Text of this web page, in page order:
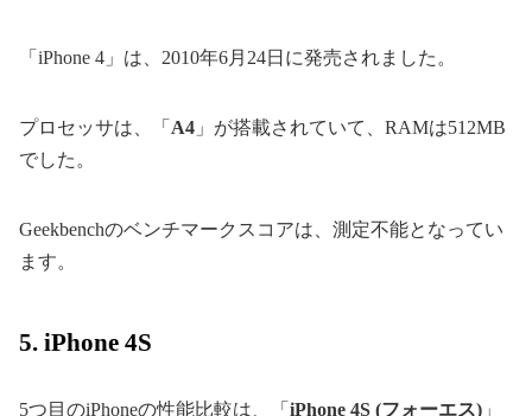
「iPhone 4」は、2010年6月24日に発売されました。
プロセッサは、「 A4 」が搭載されていて、RAMは512MB
でした。
Geekbenchのベンチマークスコアは、測定不能となってい
ます。
5. iPhone 4S
5つ目のiPhoneの性能比較は、「 iPhone 4S (フォーエス) 」